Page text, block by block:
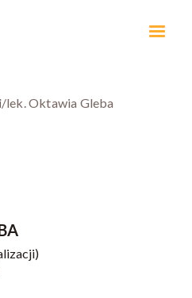
/lek. Oktawia Gleba